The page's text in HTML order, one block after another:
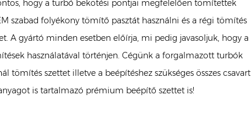
hogy a turbó bekötési pontjai megfelelően tömítettek
szabad folyékony tömítő pasztát használni és a régi tömítés
A gyártó minden esetben előírja, mi pedig javasoljuk, hogy a
használatával történjen. Cégünk a forgalmazott turbók
tömítés szettet illetve a beépítéshez szükséges összes csavart
is tartalmazó prémium beépítő szettet is!